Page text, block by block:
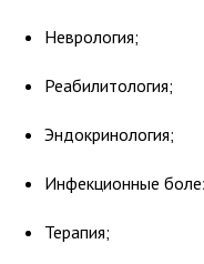
Неврология;
Реабилитология;
Эндокринология;
Инфекционные
Терапия;